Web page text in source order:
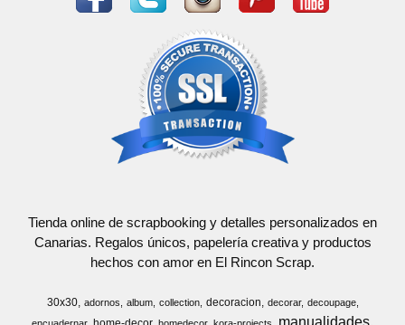
Tienda online de scrapbooking y detalles personalizados en
Canarias. Regalos únicos, papelería creativa y productos
hechos con amor en El Rincon Scrap.
30x30 adornos album collection decoracion decorar
decoupage